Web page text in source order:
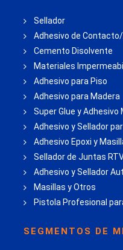
Sellador
Adhesivo de
Cemento Disolvente
Materiales
Adhesivo para Piso
Adhesivo para Madera
Super Glue y Adhesivo
Adhesivo y Sellador
Adhesivo Epoxi y
Sellador de Juntas
Adhesivo y Sellador
Masillas y Otros
Pistola Profesional
SEGMENTOS DE